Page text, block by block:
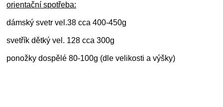
orientační spotřeba:
dámský svetr vel.38 cca 400-450g
svetřík dětký vel. 128 cca 300g
ponožky dospělé 80-100g (dle velikosti a výšky)